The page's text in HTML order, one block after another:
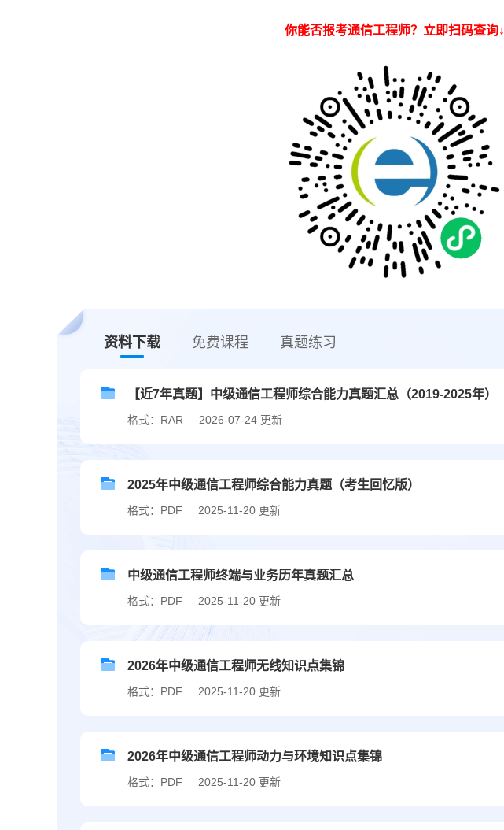
你能否报考通信工程师？立即扫码查询↓
资料下载 免费课程 真题练习
【近7年真题】中级通信工程师综合能力真题汇总（2019-2025年）
格式：RAR 2026-07-24 更新
2025年中级通信工程师综合能力真题（考生回忆版）
格式：PDF 2025-11-20 更新
中级通信工程师终端与业务历年真题汇总
格式：PDF 2025-11-20 更新
2026年中级通信工程师无线知识点集锦
格式：PDF 2025-11-20 更新
2026年中级通信工程师动力与环境知识点集锦
格式：PDF 2025-11-20 更新